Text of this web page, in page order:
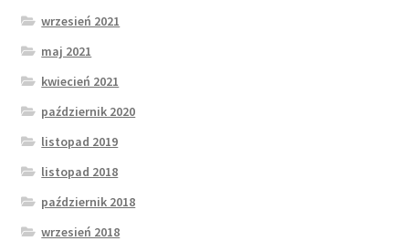
wrzesień 2021
maj 2021
kwiecień 2021
październik 2020
listopad 2019
listopad 2018
październik 2018
wrzesień 2018